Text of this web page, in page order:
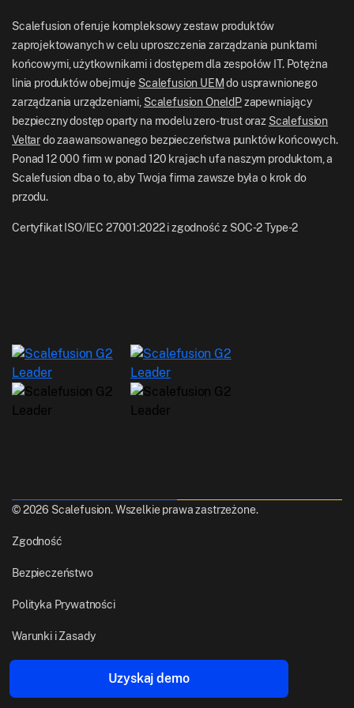
Blog Scalefusion
Pokój Prasowy
Kariera
UK: +44-7520-641664
NZ: +64-9-888-4315
India: +91-63694-45500
Scalefusion oferuje kompleksowy zestaw produktów
zaprojektowanych w celu uproszczenia zarządzania punktami
końcowymi, użytkownikami i dostępem dla zespołów IT. Potężna
linia produktów obejmuje Scalefusion UEM do usprawnionego
zarządzania urządzeniami, Scalefusion OneIdPzapewniający
bezpieczny dostęp oparty na modelu zero-trust oraz Scalefusion
Veltardo zaawansowanego bezpieczeństwa punktów końcowych.
Ponad 12 000 firm w ponad 120 krajach ufa naszym produktom, a
Scalefusion dba o to, aby Twoja firma zawsze była o krok do
przodu.
Certyfikat ISO/IEC 27001:2022 i zgodność z SOC-2 Type-2
© 2026 Scalefusion. Wszelkie prawa zastrzeżone.
Zgodność
Bezpieczeństwo
Polityka Prywatności
Warunki i Zasady
Uzyskaj demo